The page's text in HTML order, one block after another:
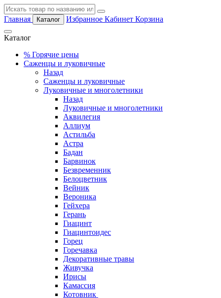
Главная Каталог Избранное Кабинет Корзина
Каталог
% Горячие цены
Саженцы и луковичные
Назад
Саженцы и луковичные
Луковичные и многолетники
Назад
Луковичные и многолетники
Аквилегия
Аллиум
Астильба
Астра
Бадан
Барвинок
Безвременник
Белоцветник
Вейник
Вероника
Гейхера
Герань
Гиацинт
Гиацинтоидес
Горец
Горечавка
Декоративные травы
Живучка
Ирисы
Камассия
Котовник